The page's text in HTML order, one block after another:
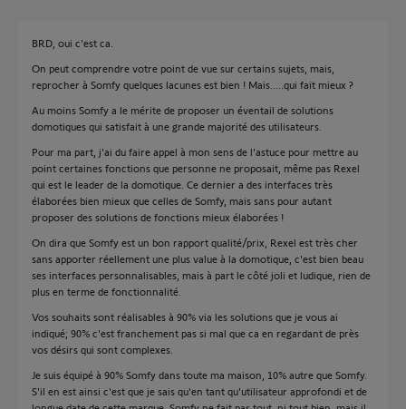
BRD, oui c'est ca.
On peut comprendre votre point de vue sur certains sujets, mais,
reprocher à Somfy quelques lacunes est bien ! Mais.....qui fait mieux ?
Au moins Somfy a le mérite de proposer un éventail de solutions
domotiques qui satisfait à une grande majorité des utilisateurs.
Pour ma part, j'ai du faire appel à mon sens de l'astuce pour mettre au
point certaines fonctions que personne ne proposait, même pas Rexel
qui est le leader de la domotique. Ce dernier a des interfaces très
élaborées bien mieux que celles de Somfy, mais sans pour autant
proposer des solutions de fonctions mieux élaborées !
On dira que Somfy est un bon rapport qualité/prix, Rexel est très cher
sans apporter réellement une plus value à la domotique, c'est bien beau
ses interfaces personnalisables, mais à part le côté joli et ludique, rien de
plus en terme de fonctionnalité.
Vos souhaits sont réalisables à 90% via les solutions que je vous ai
indiqué; 90% c'est franchement pas si mal que ca en regardant de près
vos désirs qui sont complexes.
Je suis équipé à 90% Somfy dans toute ma maison, 10% autre que Somfy.
S'il en est ainsi c'est que je sais qu'en tant qu'utilisateur approfondi et de